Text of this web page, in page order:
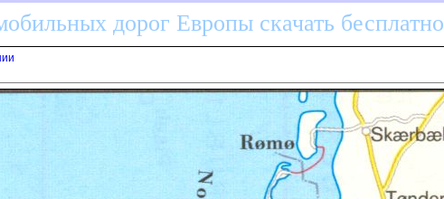
дорог Европы скачать бесплатно